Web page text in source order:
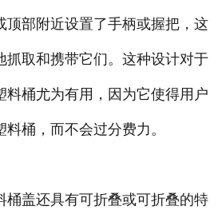
顶部附近设置了手柄或握把，这
抓取和携带它们。这种设计对于
料桶尤为有用，因为它使得用户
桶，而不会过分费力。
盖还具有可折叠或可折叠的特